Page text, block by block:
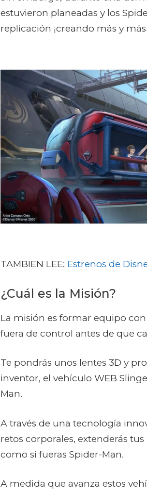
estuvieron planeadas y los
replicación ¡creando más y
TAMBIEN LEE: Estrenos de
¿Cuál es la Misión?
La misión es formar equipo
fuera de control antes de que
Te pondrás unos lentes 3D y
inventor, el vehículo WEB
Man.
A través de una tecnología
retos corporales, extenderás
como si fueras Spider-Man.
A medida que avanza estos